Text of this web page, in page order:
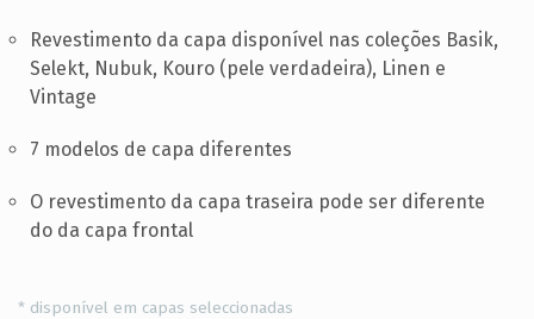
Revestimento da capa disponível nas coleções Basik,
Selekt, Nubuk, Kouro (pele verdadeira), Linen e
Vintage
7 modelos de capa diferentes
O revestimento da capa traseira pode ser diferente
do da capa frontal
* disponível em capas seleccionadas